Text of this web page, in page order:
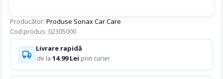
Producător: Produse Sonax Car Care
Cod produs: 02305000
Livrare rapidă
de la 14.99 Lei prin curier